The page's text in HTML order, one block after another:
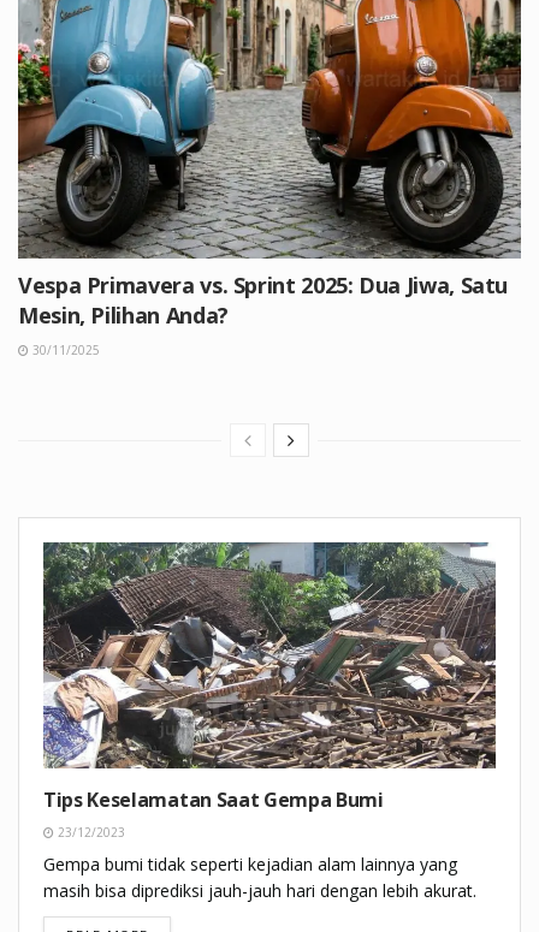
Vespa Primavera vs. Sprint 2025: Dua Jiwa, Satu
Mesin, Pilihan Anda?
30/11/2025
Tips Keselamatan Saat Gempa Bumi
23/12/2023
Gempa bumi tidak seperti kejadian alam lainnya yang
masih bisa diprediksi jauh-jauh hari dengan lebih akurat.